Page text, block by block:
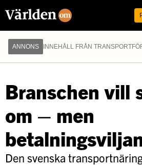
ANNONS INNEHÅLL FRÅN
Branschen vill
om – men
Den svenska